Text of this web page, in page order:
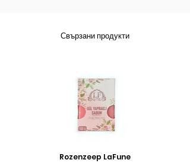
Свързани продукти
Rozenzeep LaFune